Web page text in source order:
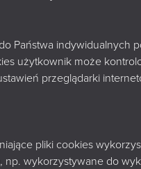
Państwa indywidualnych
użytkownik może
przeglądarki
pliki cookies
wykorzystywane do
Miasta
w Białymstoku realizuje